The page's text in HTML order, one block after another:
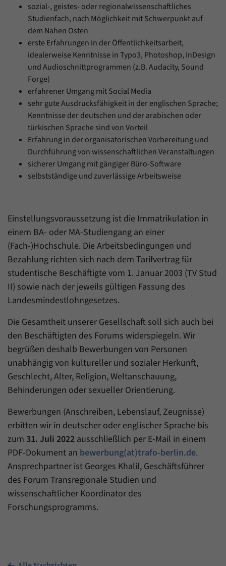
sozial-, geistes- oder regionalwissenschaftliches
Studienfach, nach Möglichkeit mit Schwerpunkt auf
dem Nahen Osten
erste Erfahrungen in der Öffentlichkeitsarbeit,
idealerweise Kenntnisse in Typo3, Photoshop, InDesign
und Audioschnittprogrammen (z.B. Audacity, Sound
Forge)
erfahrener Umgang mit Social Media
sehr gute Ausdrucksfähigkeit in der englischen Sprache;
Kenntnisse der deutschen und der arabischen oder
türkischen Sprache sind von Vorteil
Erfahrung in der organisatorischen Vorbereitung und
Durchführung von wissenschaftlichen Veranstaltungen
sicherer Umgang mit gängiger Büro-Software
selbstständige und zuverlässige Arbeitsweise
Einstellungsvoraussetzung ist die Immatrikulation in
einem BA- oder MA-Studiengang an einer
(Fach-)Hochschule. Die Arbeitsbedingungen und
Bezahlung richten sich nach dem Tarifvertrag für
studentische Beschäftigte vom 1. Januar 2003 (TV Stud
II) sowie nach der jeweils gültigen Fassung des
Landesmindestlohngesetzes.
Die Gesamtheit unserer Gesellschaft soll sich auch bei
den Beschäftigten des Forums widerspiegeln. Wir
begrüßen deshalb Bewerbungen von Personen
unabhängig von kultureller und sozialer Herkunft,
Geschlecht, Alter, Religion, Weltanschauung,
Behinderungen oder sexueller Orientierung.
Bewerbungen (Anschreiben, Lebenslauf, Zeugnisse)
erbitten wir in deutscher oder englischer Sprache bis
zum 31. Juli 2022 ausschließlich per E-Mail in einem
PDF-Dokument an bewerbung(at)trafo-berlin.de.
Ansprechpartner ist Georges Khalil, Geschäftsführer
des Forum Transregionale Studien und
wissenschaftlicher Koordinator des
Forschungsprogramms.